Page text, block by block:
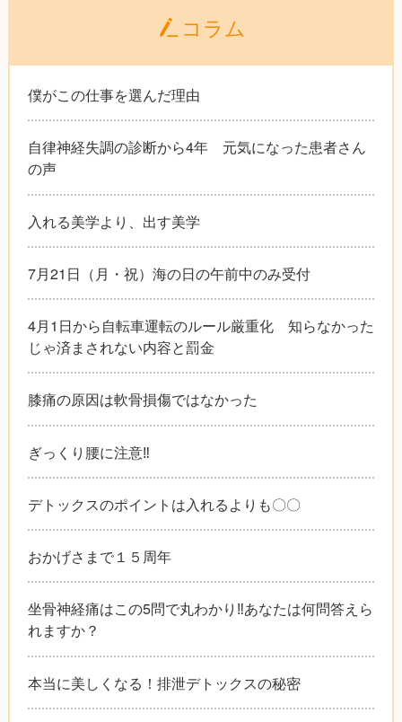
コラム
僕がこの仕事を選んだ理由
自律神経失調の診断から4年 元気になった患者さん
の声
入れる美学より、出す美学
7月21日（月・祝）海の日の午前中のみ受付
4月1日から自転車運転のルール厳重化 知らなかった
じゃ済まされない内容と罰金
膝痛の原因は軟骨損傷ではなかった
ぎっくり腰に注意‼︎
デトックスのポイントは入れるよりも〇〇
おかげさまで１５周年
坐骨神経痛はこの5問で丸わかり‼︎あなたは何問答えら
れますか？
本当に美しくなる！排泄デトックスの秘密